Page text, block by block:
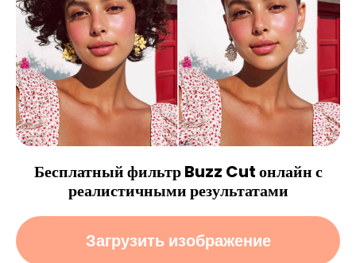
Бесплатный фильтр Buzz Cut онлайн с
реалистичными результатами
Загрузить изображение